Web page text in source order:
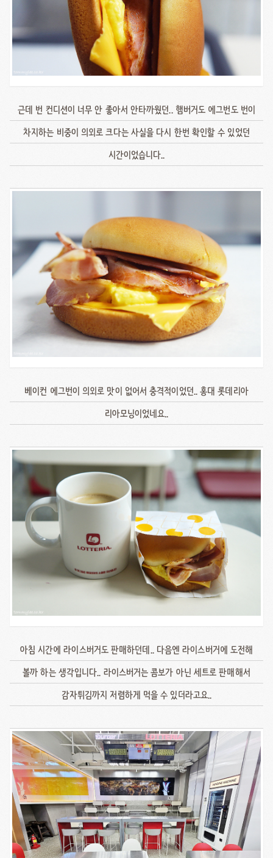
근데 번 컨디션이 너무 안 좋아서 안타까웠던.. 햄버거도 에그번도 번이
차지하는 비중이 의외로 크다는 사실을 다시 한번 확인할 수 있었던
시간이었습니다..
베이컨 에그번이 의외로 맛이 없어서 충격적이었던.. 홍대 롯데리아
리아모닝이었네요..
아침 시간에 라이스버거도 판매하던데.. 다음엔 라이스버거에 도전해
볼까 하는 생각입니다.. 라이스버거는 콤보가 아닌 세트로 판매해서
감자튀김까지 저렴하게 먹을 수 있더라고요..